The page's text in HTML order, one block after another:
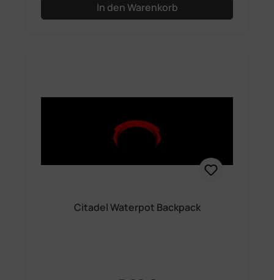
In den Warenkorb
Citadel Waterpot Backpack